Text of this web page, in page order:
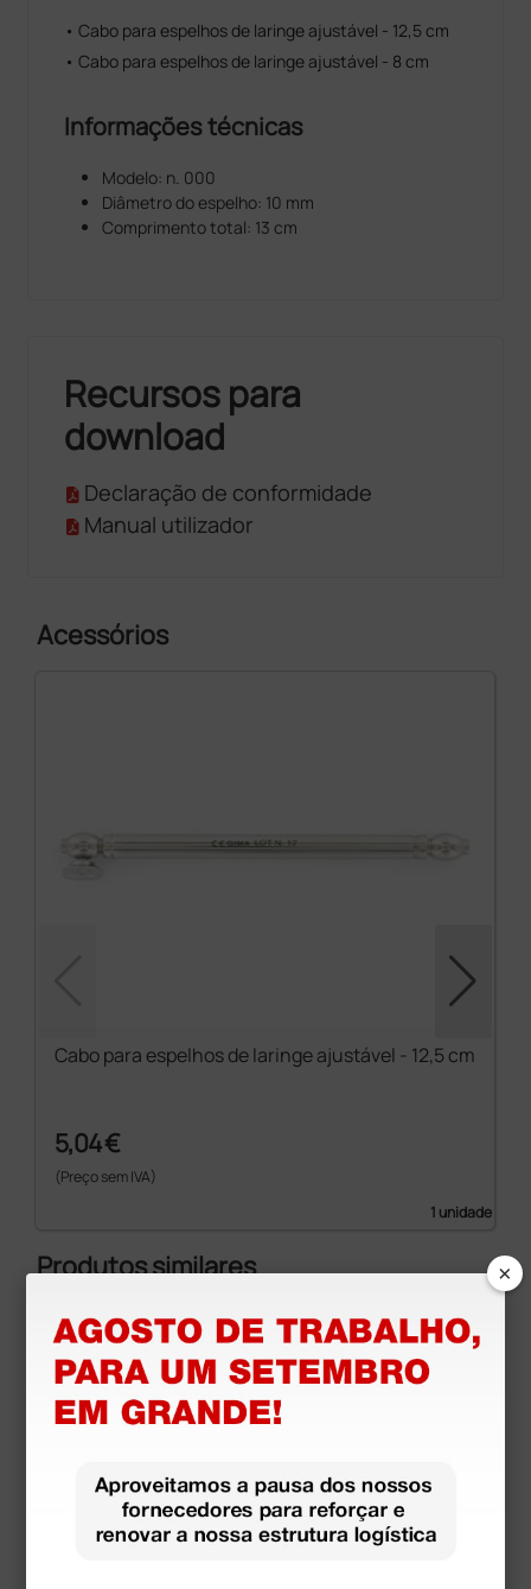
• Cabo para espelhos de laringe ajustável - 12,5 cm
• Cabo para espelhos de laringe ajustável - 8 cm
Informações técnicas
Modelo: n. 000
Diâmetro do espelho: 10 mm
Comprimento total: 13 cm
Recursos para
download
Declaração de conformidade
Manual utilizador
Acessórios
Cabo para espelhos de laringe ajustável - 12,5 cm
5,04 €
(Preço sem IVA)
1 unidade
Produtos similares ×